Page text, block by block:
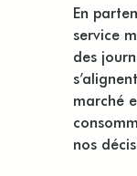
En
service
des
marché
nos